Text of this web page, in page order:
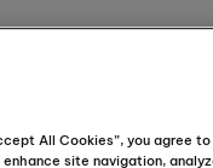
Details darüber, wer
Bitte beachten Sie,
Ihre persönlichen
All Cookies”, you agree
site navigation,